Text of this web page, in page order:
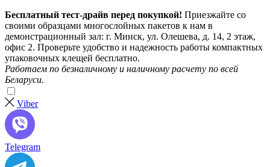
Бесплатный тест-драйв перед покупкой! Приезжайте со
своими образцами многослойных пакетов к нам в
демонстрационный зал: г. Минск, ул. Олешева, д. 14, 2 этаж,
офис 2. Проверьте удобство и надежность работы компактных
упаковочных клещей бесплатно.
Работаем по безналичному и наличному расчету по всей
Беларуси.
Viber
Telegram